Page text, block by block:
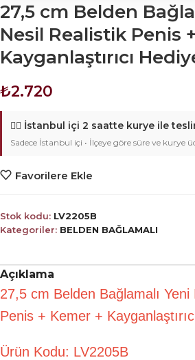
27,5 cm Belden
Nesil Realistik Penis
Kayganlaştırıcı
₺2.720
🚴‍♂️ İstanbul içi 2 saatte kurye ile
Sadece İstanbul içi • İlçeye göre süre ve kurye
Favorilere Ekle
Stok kodu: LV2205B
Kategoriler: BELDEN BAĞLAMALI
Açıklama
27,5 cm Belden Bağlamalı
Penis + Kemer +
Ürün Kodu: LV2205B